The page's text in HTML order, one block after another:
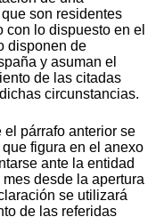
son residentes
con lo dispuesto en el
disponen de
y asuman el
de las citadas
circunstancias.
el párrafo anterior se
figura en el anexo
ante la entidad
desde la apertura
se utilizará
de las referidas